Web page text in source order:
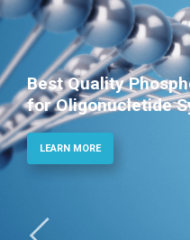
Best Quality
for Oligonucletide
LEARN MORE